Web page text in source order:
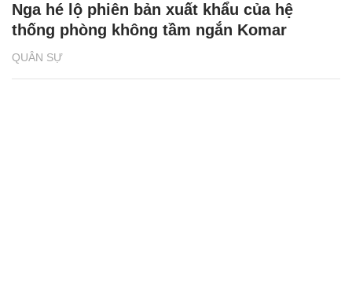
QUÂN SỰ
Nga hé lộ phiên bản xuất khẩu của hệ
thống phòng không tầm ngắn Komar